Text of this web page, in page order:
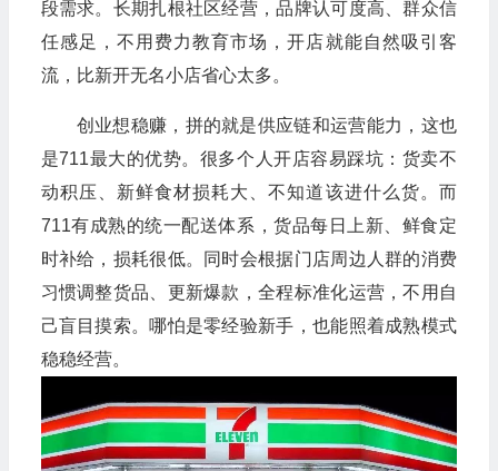
段需求。长期扎根社区经营，品牌认可度高、群众信
任感足，不用费力教育市场，开店就能自然吸引客
流，比新开无名小店省心太多。
创业想稳赚，拼的就是供应链和运营能力，这也
是711最大的优势。很多个人开店容易踩坑：货卖不
动积压、新鲜食材损耗大、不知道该进什么货。而
711有成熟的统一配送体系，货品每日上新、鲜食定
时补给，损耗很低。同时会根据门店周边人群的消费
习惯调整货品、更新爆款，全程标准化运营，不用自
己盲目摸索。哪怕是零经验新手，也能照着成熟模式
稳稳经营。